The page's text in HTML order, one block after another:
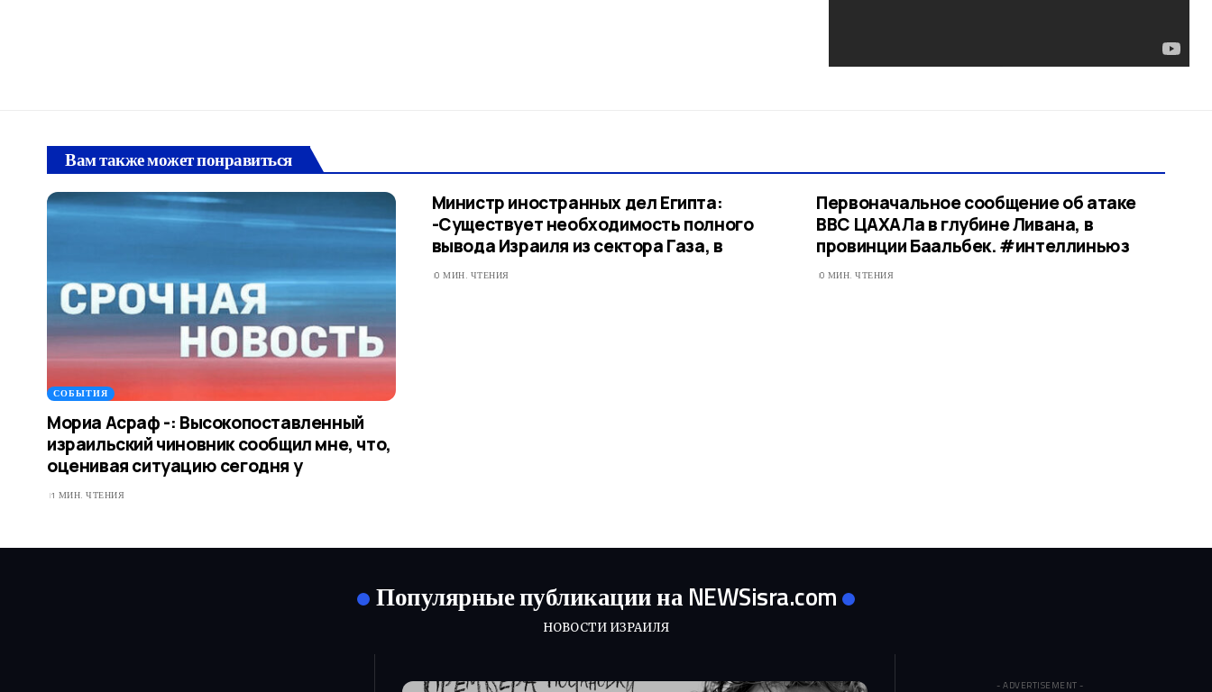
Вам также может понравиться
СОБЫТИЯ
Мориа Асраф -: Высокопоставленный
израильский чиновник сообщил мне, что,
оценивая ситуацию сегодня у
1 МИН. ЧТЕНИЯ
Министр иностранных дел Египта:
-Существует необходимость полного
вывода Израиля из сектора Газа, в
0 МИН. ЧТЕНИЯ
Первоначальное сообщение об атаке
ВВС ЦАХАЛа в глубине Ливана, в
провинции Баальбек. #интеллиньюз
0 МИН. ЧТЕНИЯ
Популярные публикации на NEWSisra.com
НОВОСТИ ИЗРАИЛЯ
- ADVERTISEMENT -